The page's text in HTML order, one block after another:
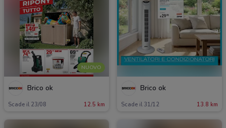
NUOVO
Brico ok
Scade il 23/08 12.5 km
Brico ok
Scade il 31/12 13.8 km